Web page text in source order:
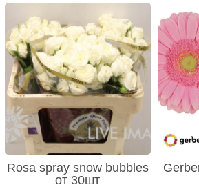
Rosa spray snow bubbles
от 30шт